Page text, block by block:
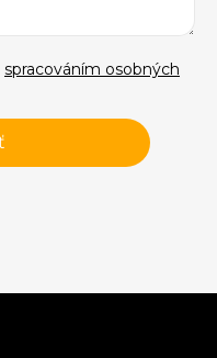
spracováním osobných